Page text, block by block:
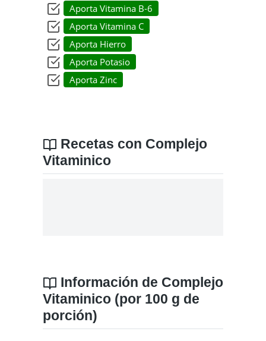
Aporta Vitamina B-6
Aporta Vitamina C
Aporta Hierro
Aporta Potasio
Aporta Zinc
Recetas con Complejo
Vitaminico
Información de Complejo
Vitaminico (por 100 g de
porción)